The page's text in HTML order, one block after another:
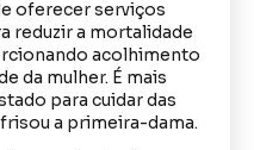
oferecer serviços
reduzir a mortalidade
acolhimento
da mulher. É mais
para cuidar das
a primeira-dama.